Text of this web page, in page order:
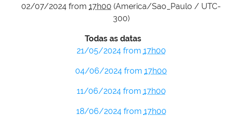
02/07/2024 from 17h00 (America/Sao_Paulo / UTC-
300)
Todas as datas
21/05/2024from 17h00
04/06/2024 from 17h00
11/06/2024from 17h00
18/06/2024from 17h00